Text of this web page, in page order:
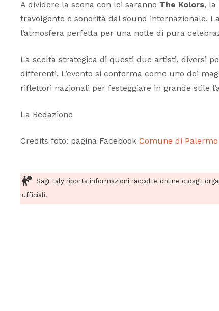
A dividere la scena con lei saranno The Kolors, la
travolgente e sonorità dal sound internazionale.
l’atmosfera perfetta per una notte di pura
La scelta strategica di questi due artisti, diversi
differenti. L’evento si conferma come uno dei
riflettori nazionali per festeggiare in grande stile
La Redazione
Credits foto: pagina Facebook Comune di Palermo
Sagritaly riporta informazioni raccolte online o dagli
ufficiali.